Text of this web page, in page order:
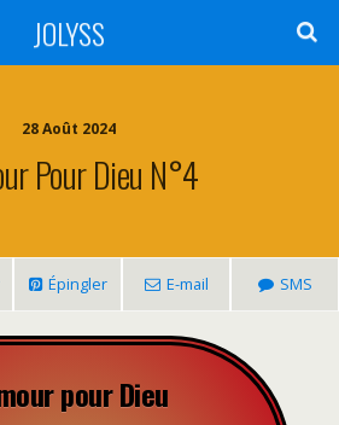
JOLYSS
28 Août 2024
Pour Dieu N°4
Épingler E-mail SMS
pour Dieu